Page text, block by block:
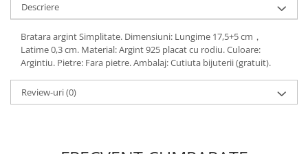
Descriere
Bratara argint Simplitate. Dimensiuni: Lungime 17,5+5 cm，
Latime 0,3 cm. Material: Argint 925 placat cu rodiu. Culoare:
Argintiu. Pietre: Fara pietre. Ambalaj: Cutiuta bijuterii (gratuit).
Review-uri(0)